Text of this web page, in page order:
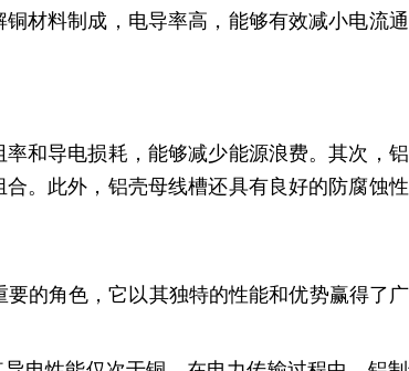
材料制成，电导率高，能够有效减小电流
和导电损耗，能够减少能源浪费。其次，
。此外，铝壳母线槽还具有良好的防腐蚀
的角色，它以其独特的性能和优势赢得了广